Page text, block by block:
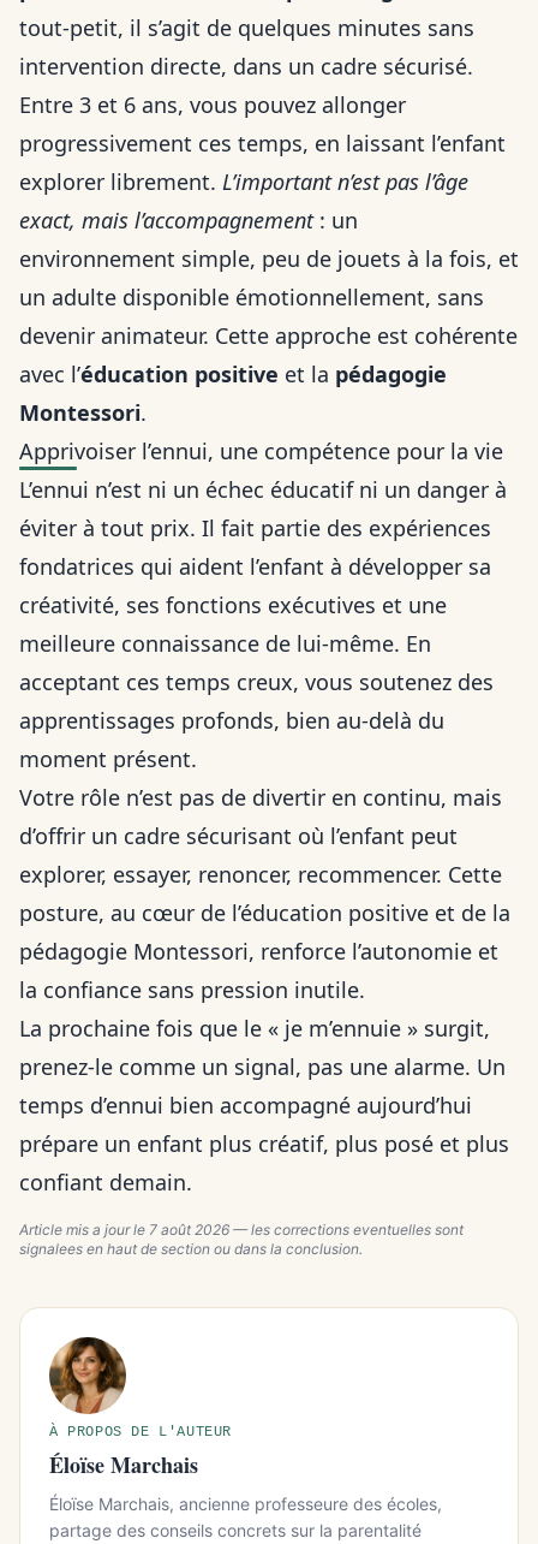
tout-petit, il s’agit de quelques minutes sans
intervention directe, dans un cadre sécurisé.
Entre 3 et 6 ans, vous pouvez allonger
progressivement ces temps, en laissant l’enfant
explorer librement. L’important n’est pas l’âge
exact, mais l’accompagnement: un
environnement simple, peu de jouets à la fois, et
un adulte disponible émotionnellement, sans
devenir animateur. Cette approche est cohérente
avec l’éducation positive et la pédagogie
Montessori.
Apprivoiser l’ennui, une compétence pour la vie
L’ennui n’est ni un échec éducatif ni un danger à
éviter à tout prix. Il fait partie des expériences
fondatrices qui aident l’enfant à développer sa
créativité, ses fonctions exécutives et une
meilleure connaissance de lui-même. En
acceptant ces temps creux, vous soutenez des
apprentissages profonds, bien au-delà du
moment présent.
Votre rôle n’est pas de divertir en continu, mais
d’offrir un cadre sécurisant où l’enfant peut
explorer, essayer, renoncer, recommencer. Cette
posture, au cœur de l’éducation positive et de la
pédagogie Montessori, renforce l’autonomie et
la confiance sans pression inutile.
La prochaine fois que le « je m’ennuie » surgit,
prenez-le comme un signal, pas une alarme. Un
temps d’ennui bien accompagné aujourd’hui
prépare un enfant plus créatif, plus posé et plus
confiant demain.
Article mis a jour le 7 août 2026 — les corrections eventuelles sont
signalees en haut de section ou dans la conclusion.
À PROPOS DE L'AUTEUR
Éloïse Marchais
Éloïse Marchais, ancienne professeure des écoles,
partage des conseils concrets sur la parentalité